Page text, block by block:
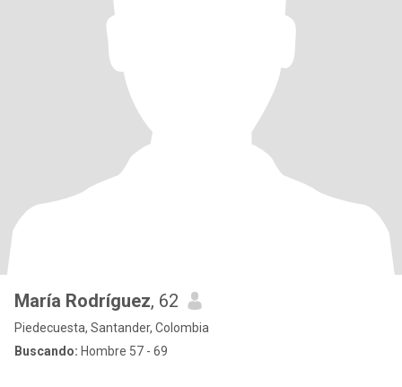
María Rodríguez, 62
Piedecuesta, Santander, Colombia
Buscando: Hombre 57 - 69